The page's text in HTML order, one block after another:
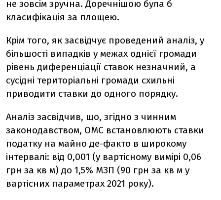
не зовсім зручна. Доречнішою була б
класифікація за площею.
Крім того, як засвідчує проведений аналіз, у
більшості випадків у межах однієї громади
рівень диференціації ставок незначний, а
сусідні територіальні громади схильні
приводити ставки до одного порядку.
Аналіз засвідчив, що, згідно з чинним
законодавством, ОМС встановлюють ставки
податку на майно де-факто в широкому
інтервалі: від 0,001 (у вартісному вимірі 0,06
грн за кв м) до 1,5% МЗП (90 грн за кв м у
вартісних параметрах 2021 року).